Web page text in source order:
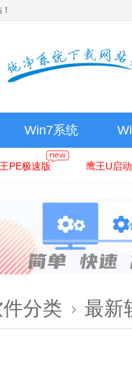
Win7系统
PE极速版 鹰王U启
分类 最新